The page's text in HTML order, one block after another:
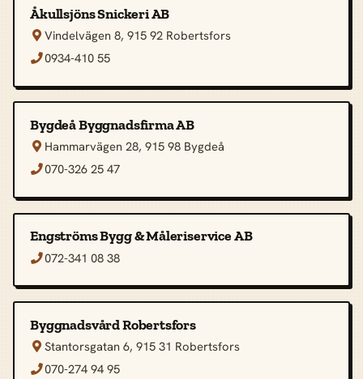
Åkullsjöns Snickeri AB
 Vindelvägen 8, 915 92 Robertsfors
0934-410 55
Bygdeå Byggnadsfirma AB
 Hammarvägen 28, 915 98 Bygdeå
070-326 25 47
Engströms Bygg & Måleriservice AB
072-341 08 38
Byggnadsvård Robertsfors
 Stantorsgatan 6, 915 31 Robertsfors
070-274 94 95